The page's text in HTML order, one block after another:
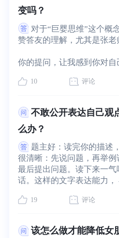
变吗？
对于“巨婴思维”这个概
赞答友的理解，尤其是张老
你的提问，让我感到你对自
10 评论
不敢公开表达自己观
么办？
题主好：读完你的描述
很清晰：先说问题，再举例
最后提出问题。读下来一
话。这样的文字表达能力，
19 评论
该怎么做才能降低女